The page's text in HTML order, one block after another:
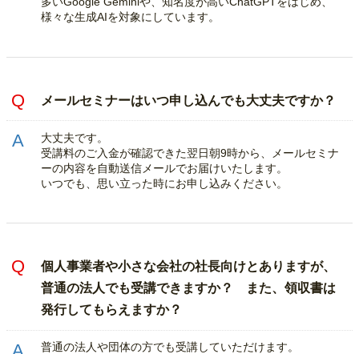
様々な生成AIを対象にしています。
メールセミナーはいつ申し込んでも大丈夫ですか？
大丈夫です。
受講料のご入金が確認できた翌日朝9時から、メールセミナ
ーの内容を自動送信メールでお届けいたします。
いつでも、思い立った時にお申し込みください。
個人事業者や小さな会社の社長向けとありますが、
普通の法人でも受講できますか？ また、領収書は
発行してもらえますか？
普通の法人や団体の方でも受講していただけます。